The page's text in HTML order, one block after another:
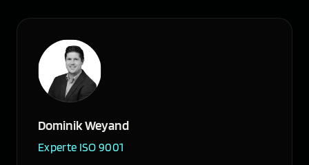
Dominik Weyand
Experte ISO 9001